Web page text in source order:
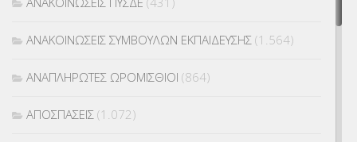
ΑΝΑΚΟΙΝΩΣΕΙΣ ΣΥΜΒΟΥΛΩΝ ΕΚΠΑΙΔΕΥΣΗΣ (1.564)
ΑΝΑΠΛΗΡΩΤΕΣ ΩΡΟΜΙΣΘΙΟΙ (864)
ΑΠΟΣΠΑΣΕΙΣ (1.072)